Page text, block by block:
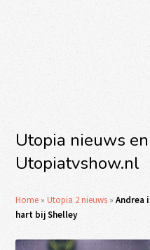
Utopia nieuws
Utopiatvshow.nl
Home »Utopia 2 nieuws »Andrea
hart bij Shelley